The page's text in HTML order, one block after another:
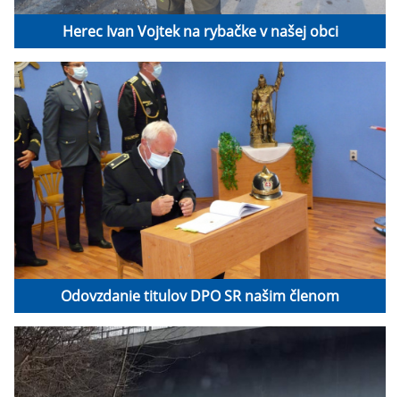
Herec Ivan Vojtek na rybačke v našej obci
Odovzdanie titulov DPO SR našim členom